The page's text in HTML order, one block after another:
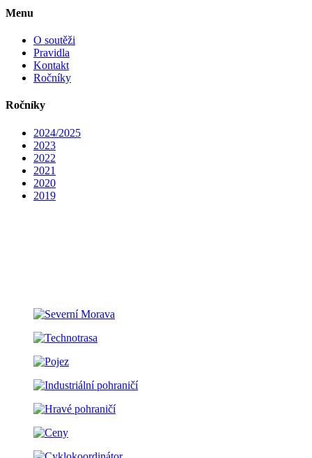
Menu
O soutěži
Pravidla
Kontakt
Ročníky
Ročníky
2024/2025
2023
2022
2021
2020
2019